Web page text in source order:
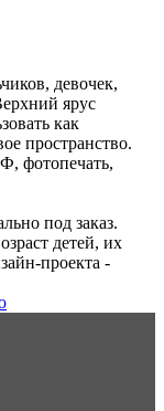
девочек,
ярус
как
пространство.
фотопечать,
под заказ.
детей, их
проекта -